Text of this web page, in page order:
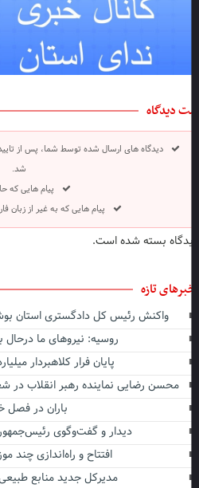
دیدگاه
دیدگاه های ارسال شده توسط شما، پس از
شد.
پیام هایی که
پیام هایی که به غیر از زبان
بسته شده است.
تازه
واکنش رئیس کل دادگستری استان
روسیه: نیروهای ما درحال
پایان فرار کلاهبردار
محسن رضایی نماینده رهبر انقلاب در
باران در فصل
دیدار و گفت‌وگوی رئیس‌جمهور
افتتاح و راه‌اندازی چند
مدیرکل جدید منابع